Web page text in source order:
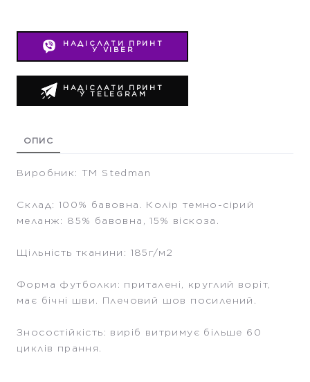
НАДІСЛАТИ ПРИНТ
У VIBER
НАДІСЛАТИ ПРИНТ
У TELEGRAM
ОПИС
Виробник: ТМ Stedman
Склад: 100% бавовна. Колір темно-сірий
меланж: 85% бавовна, 15% віскоза.
Щільність тканини: 185г/м2
Форма футболки: приталені, круглий воріт,
має бічні шви. Плечовий шов посилений.
Зносостійкість: виріб витримує більше 60
циклів прання.